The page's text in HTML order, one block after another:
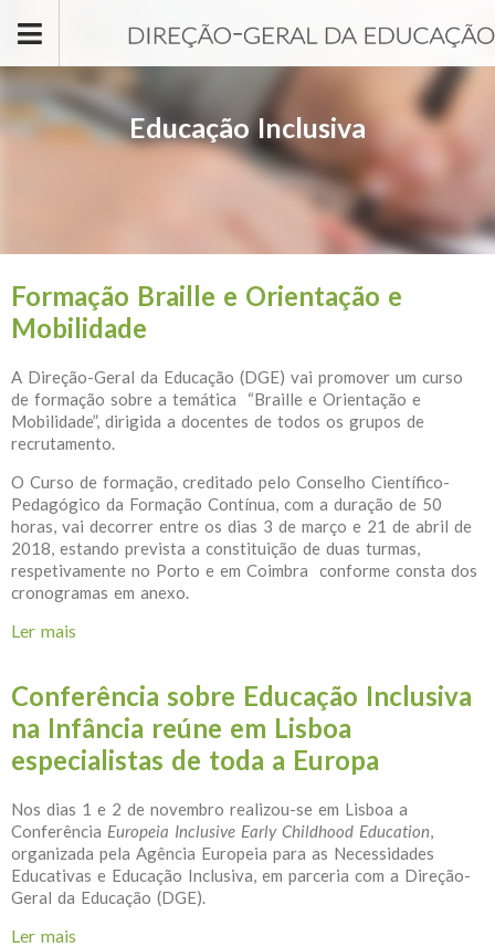
Educação Inclusiva
Formação Braille e Orientação e
Mobilidade
A Direção-Geral da Educação (DGE) vai promover um curso
de formação sobre a temática “Braille e Orientação e
Mobilidade”, dirigida a docentes de todos os grupos de
recrutamento.
O Curso de formação, creditado pelo Conselho Científico-
Pedagógico da Formação Contínua, com a duração de 50
horas, vai decorrer entre os dias 3 de março e 21 de abril de
2018, estando prevista a constituição de duas turmas,
respetivamente no Porto e em Coimbra conforme consta dos
cronogramas em anexo.
Ler mais
Conferência sobre Educação Inclusiva
na Infância reúne em Lisboa
especialistas de toda a Europa
Nos dias 1 e 2 de novembro realizou-se em Lisboa a
Conferência Europeia Inclusive Early Childhood Education,
organizada pela Agência Europeia para as Necessidades
Educativas e Educação Inclusiva, em parceria com a Direção-
Geral da Educação (DGE).
Ler mais